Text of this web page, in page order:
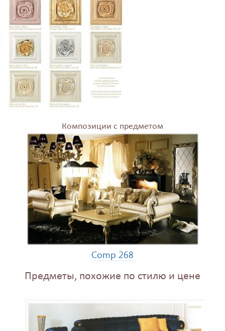
Композиции с предметом
Comp 268
Предметы, похожие по стилю и цене